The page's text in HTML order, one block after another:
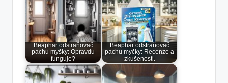
Beaphar odstraňovač
pachu myšky: Opravdu
funguje?
Beaphar odstraňovač
pachu myčky: Recenze a
zkušenosti.